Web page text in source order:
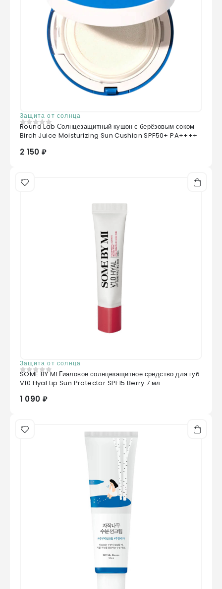
Защита от солнца
0 из 5
Round Lab Солнцезащитный кушон с берёзовым соком
Birch Juice Moisturizing Sun Cushion SPF50+ PA++++
2 150 ₽
Защита от солнца
0из 5
SOME BY MI Гиаловое солнцезащитное средство для губ
V10 Hyal Lip Sun Protector SPF15 Berry 7 мл
1 090 ₽